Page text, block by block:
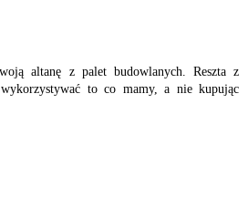
altanę z palet budowlanych. Reszta z
to co mamy, a nie kupując